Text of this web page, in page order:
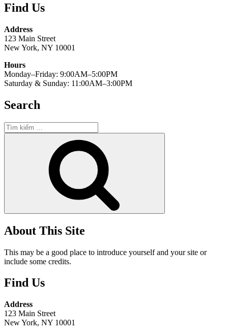
Find Us
Address
123 Main Street
New York, NY 10001
Hours
Monday–Friday: 9:00AM–5:00PM
Saturday & Sunday: 11:00AM–3:00PM
Search
Tìm
kiếm:
About This Site
This may be a good place to introduce yourself and your site or
include some credits.
Find Us
Address
123 Main Street
New York, NY 10001